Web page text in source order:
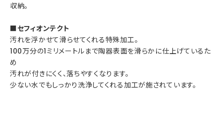
収納。
■セフィオンテクト
汚れを浮かせて滑らせてくれる特殊加工。
100万分の1ミリメートルまで陶器表面を滑らかに仕上げているた
め
汚れが付きにくく、落ちやすくなります。
少ない水でもしっかり洗浄してくれる加工が施されています。